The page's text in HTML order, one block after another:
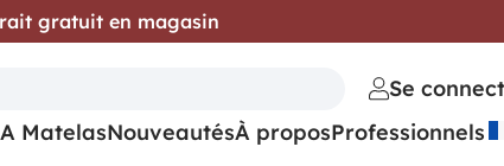
gratuit en magasin
Se
MatelasNouveautésÀ proposProfessionnels